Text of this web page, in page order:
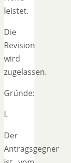
leistet.
Die
Revision
wird
zugelassen.
Gründe:
I.
Der
Antragsgegner